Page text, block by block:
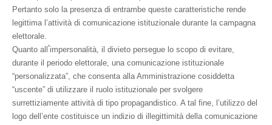
Pertanto solo la presenza di entrambe queste caratteristiche rende
legittima l’attività di comunicazione istituzionale durante la campagna
elettorale.
Quanto all 'impersonalità, il divieto persegue lo scopo di evitare,
durante il periodo elettorale, una comunicazione istituzionale
“personalizzata”, che consenta alla Amministrazione cosiddetta
“uscente” di utilizzare il ruolo istituzionale per svolgere
surrettiziamente attività di tipo propagandistico. A tal fine, l’utilizzo del
logo dell’ente costituisce un indizio di illegittimità della comunicazione